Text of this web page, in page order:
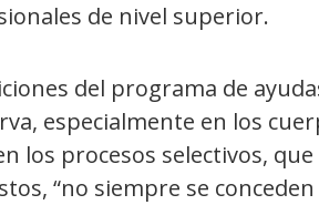
de nivel superior.
del programa de
especialmente en los
los procesos selectivos,
“no siempre se